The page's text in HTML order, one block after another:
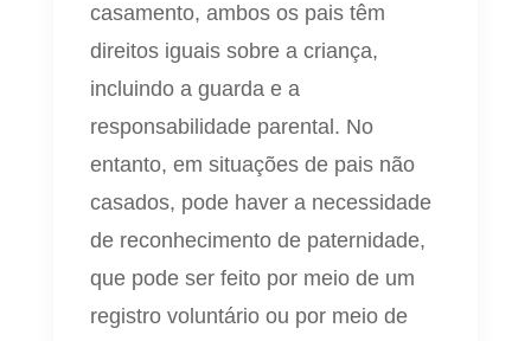
casamento, ambos os pais têm
direitos iguais sobre a criança,
incluindo a guarda e a
responsabilidade parental. No
entanto, em situações de pais não
casados, pode haver a necessidade
de reconhecimento de paternidade,
que pode ser feito por meio de um
registro voluntário ou por meio de